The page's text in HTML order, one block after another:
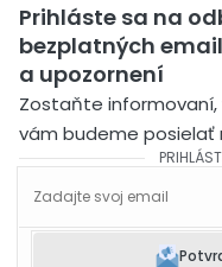
Prihláste sa na
bezplatných
a upozornení
Zostaňte
vám budeme posielať